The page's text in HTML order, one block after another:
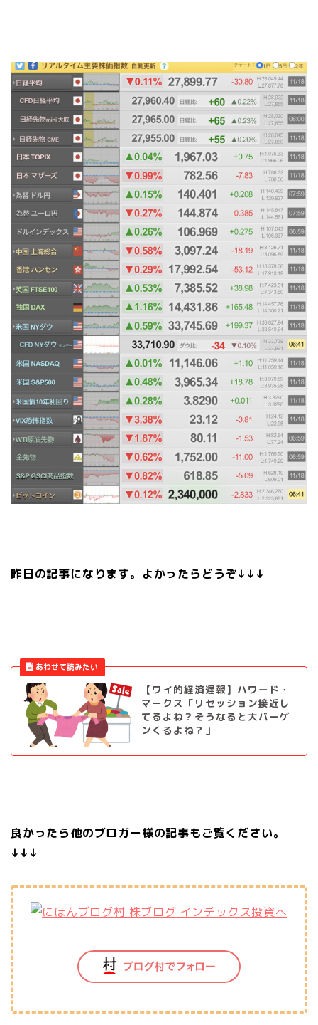
昨日の記事になります。よかったらどうぞ↓↓↓
【ワイ的経済遅報】ハワード・
マークス「リセッション接近し
てるよね？そうなると大バーゲ
ンくるよね？」
良かったら他のブロガー様の記事もご覧ください。
↓↓↓